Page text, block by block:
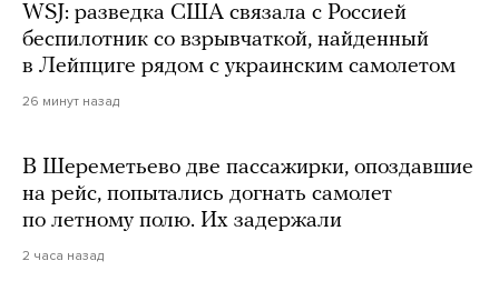
WSJ: разведка США связала с Россией
беспилотник со взрывчаткой, найденный
в Лейпциге рядом с украинским самолетом
26 минут назад
В Шереметьево две пассажирки, опоздавшие
на рейс, попытались догнать самолет
по летному полю. Их задержали
2 часа назад